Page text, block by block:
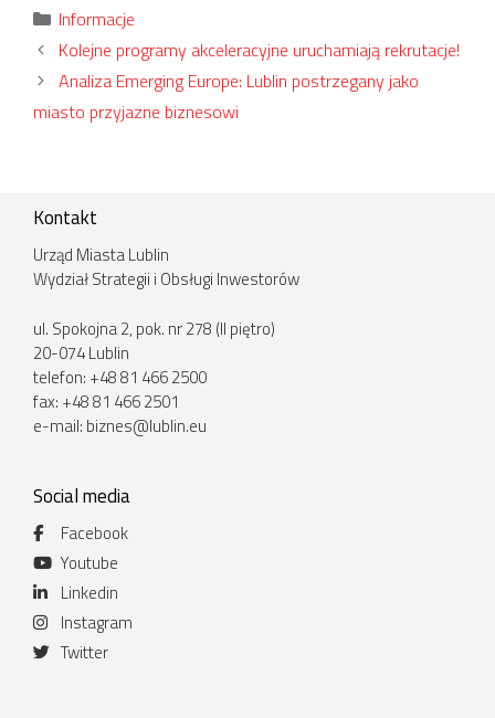
Kategorie
Informacje
Kolejne programy akceleracyjne uruchamiają rekrutacje!
Analiza Emerging Europe: Lublin postrzegany jako
miasto przyjazne biznesowi
Kontakt
Urząd Miasta Lublin
Wydział Strategii i Obsługi Inwestorów
ul. Spokojna 2, pok. nr 278 (II piętro)
20-074 Lublin
telefon: +48 81 466 2500
fax: +48 81 466 2501
e-mail: biznes@lublin.eu
Social media
Facebook
Youtube
Linkedin
Instagram
Twitter